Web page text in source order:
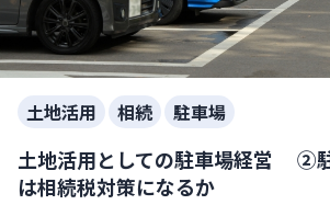
土地活用 相続 駐車場
土地活用としての駐車場経営 ②
は相続税対策になるか